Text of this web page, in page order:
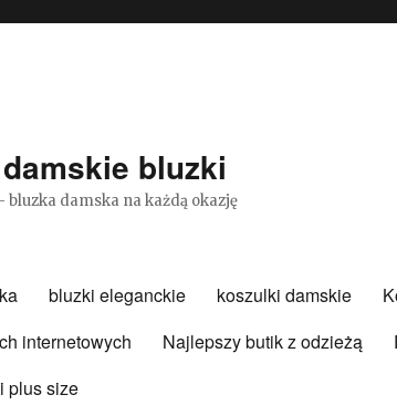
bluzki
damska na każdą okazję
bluzki eleganckie koszulki damskie
internetowych
Najlepszy butik z odzieżą
plus size